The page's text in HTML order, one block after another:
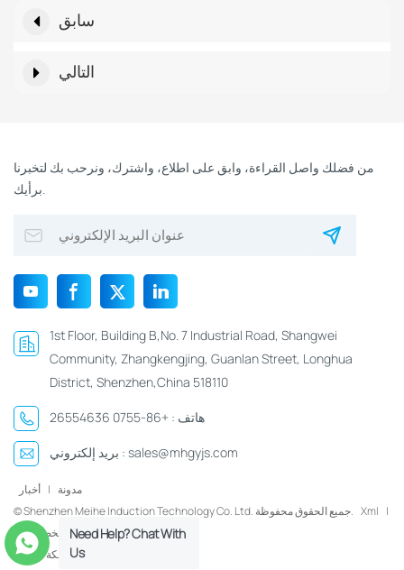
سابق
التالي
من فضلك واصل القراءة، وابق على اطلاع، واشترك، ونرحب بك لتخبرنا
برأيك.
1st Floor, Building B,No. 7 Industrial Road, Shangwei
Community, Zhangkengjing, Guanlan Street, Longhua
District, Shenzhen,China 518110
هاتف : +86-0755 26554636
بريد إلكتروني : sales@mhgyjs.com
مدونة | أخبار
© Shenzhen Meihe Induction Technology Co. Ltd. جميع الحقوق محفوظة. Xml |
سياسة الخصوصيةNeed Help? Chat With
Us